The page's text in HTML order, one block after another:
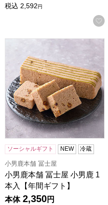
税込 2,592円
小男鹿本舗 冨士屋 小男鹿 1
ソーシャルギフト NEW 冷蔵
小男鹿本舗 冨士屋
小男鹿本舗 冨士屋 小男鹿 1
本入【年間ギフト】
本体 2,350円